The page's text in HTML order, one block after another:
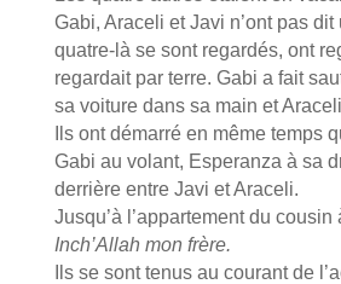
Gabi, Araceli et Javi n’ont pas dit
quatre-là se sont regardés, ont
regardait par terre. Gabi a fait
sa voiture dans sa main et
Ils ont démarré en même temps
Gabi au volant, Esperanza à sa
derrière entre Javi et Araceli.
Jusqu’à l’appartement du cousin
Inch’Allah mon frère.
Ils se sont tenus au courant de